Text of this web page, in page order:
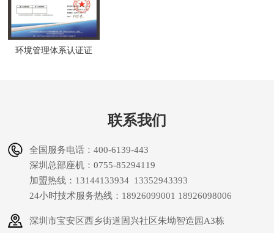
环境管理体系认证证
联系我们
全国服务电话：400-6139-443
深圳总部座机：0755-85294119
加盟热线：13144133934 13352943393
24小时技术服务热线：18926099001 18926098006
深圳市宝安区西乡街道固兴社区朱坳智造园A3栋